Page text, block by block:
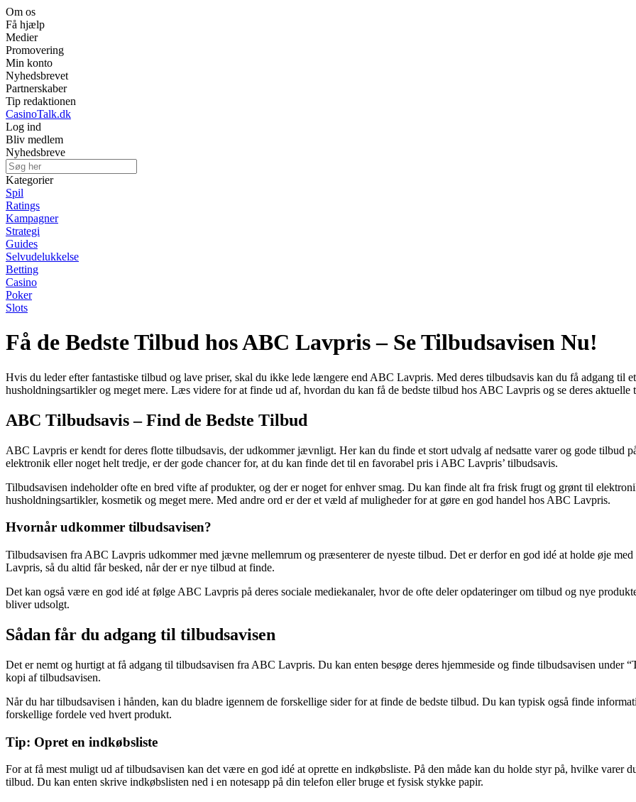
Om os
Få hjælp
Medier
Promovering
Min konto
Nyhedsbrevet
Partnerskaber
Tip redaktionen
CasinoTalk.dk
Log ind
Bliv medlem
Nyhedsbreve
Kategorier
Spil
Ratings
Kampagner
Strategi
Guides
Selvudelukkelse
Betting
Casino
Poker
Slots
Få de Bedste Tilbud hos ABC Lavpris – Se Tilbudsavisen Nu!
Hvis du leder efter fantastiske tilbud og lave priser, skal du ikke lede længere end ABC Lavpris. Med deres tilbudsavis kan du få adgang til
husholdningsartikler og meget mere. Læs videre for at finde ud af, hvordan du kan få de bedste tilbud hos ABC Lavpris og se deres aktuelle
ABC Tilbudsavis – Find de Bedste Tilbud
ABC Lavpris er kendt for deres flotte tilbudsavis, der udkommer jævnligt. Her kan du finde et stort udvalg af nedsatte varer og gode tilbud
elektronik eller noget helt tredje, er der gode chancer for, at du kan finde det til en favorabel pris i ABC Lavpris’ tilbudsavis.
Tilbudsavisen indeholder ofte en bred vifte af produkter, og der er noget for enhver smag. Du kan finde alt fra frisk frugt og grønt til
husholdningsartikler, kosmetik og meget mere. Med andre ord er der et væld af muligheder for at gøre en god handel hos ABC Lavpris.
Hvornår udkommer tilbudsavisen?
Tilbudsavisen fra ABC Lavpris udkommer med jævne mellemrum og præsenterer de nyeste tilbud. Det er derfor en god idé at holde øje
Lavpris, så du altid får besked, når der er nye tilbud at finde.
Det kan også være en god idé at følge ABC Lavpris på deres sociale mediekanaler, hvor de ofte deler opdateringer om tilbud og nye
bliver udsolgt.
Sådan får du adgang til tilbudsavisen
Det er nemt og hurtigt at få adgang til tilbudsavisen fra ABC Lavpris. Du kan enten besøge deres hjemmeside og finde tilbudsavisen
kopi af tilbudsavisen.
Når du har tilbudsavisen i hånden, kan du bladre igennem de forskellige sider for at finde de bedste tilbud. Du kan typisk også finde
forskellige fordele ved hvert produkt.
Tip: Opret en indkøbsliste
For at få mest muligt ud af tilbudsavisen kan det være en god idé at oprette en indkøbsliste. På den måde kan du holde styr på, hvilke varer
tilbud. Du kan enten skrive indkøbslisten ned i en notesapp på din telefon eller bruge et fysisk stykke papir.